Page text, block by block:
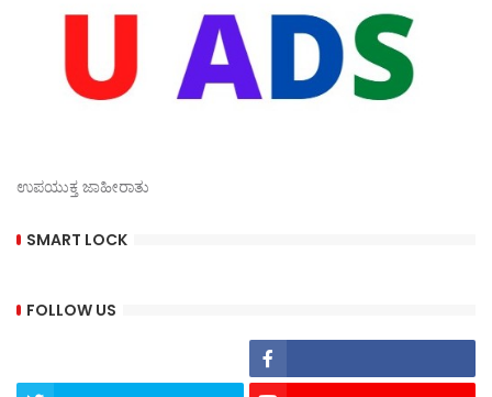
ಉಪಯುಕ್ತ ಜಾಹೀರಾತು
SMART LOCK
FOLLOW US